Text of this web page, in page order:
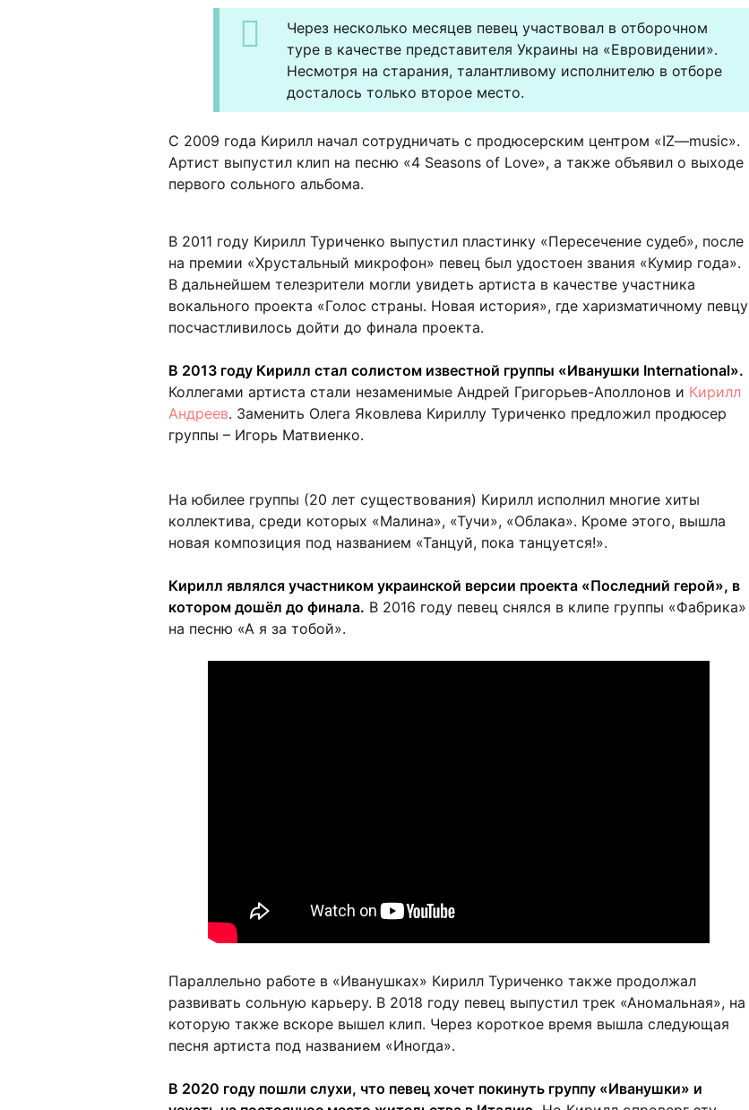
Через несколько месяцев певец участвовал в отборочном
туре в качестве представителя Украины на «Евровидении».
Несмотря на старания, талантливому исполнителю в отборе
досталось только второе место.
С 2009 года Кирилл начал сотрудничать с продюсерским центром «IZ—music».
Артист выпустил клип на песню «4 Seasons of Love», а также объявил о выходе
первого сольного альбома.
В 2011 году Кирилл Туриченко выпустил пластинку «Пересечение судеб», после
на премии «Хрустальный микрофон» певец был удостоен звания «Кумир года».
В дальнейшем телезрители могли увидеть артиста в качестве участника
вокального проекта «Голос страны. Новая история», где харизматичному певцу
посчастливилось дойти до финала проекта.
В 2013 году Кирилл стал солистом известной группы «Иванушки International».
Коллегами артиста стали незаменимые Андрей Григорьев-Аполлонов и Кирилл
Андреев. Заменить Олега Яковлева Кириллу Туриченко предложил продюсер
группы – Игорь Матвиенко.
На юбилее группы (20 лет существования) Кирилл исполнил многие хиты
коллектива, среди которых «Малина», «Тучи», «Облака». Кроме этого, вышла
новая композиция под названием «Танцуй, пока танцуется!».
Кирилл являлся участником украинской версии проекта «Последний герой», в
котором дошёл до финала. В 2016 году певец снялся в клипе группы «Фабрика»
на песню «А я за тобой».
Параллельно работе в «Иванушках» Кирилл Туриченко также продолжал
развивать сольную карьеру. В 2018 году певец выпустил трек «Аномальная», на
которую также вскоре вышел клип. Через короткое время вышла следующая
песня артиста под названием «Иногда».
В 2020 году пошли слухи, что певец хочет покинуть группу «Иванушки» и